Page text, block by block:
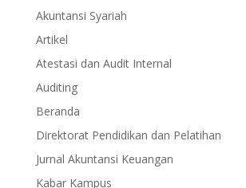
Akuntansi Syariah
Artikel
Atestasi dan Audit Internal
Auditing
Beranda
Direktorat Pendidikan dan Pelatihan
Jurnal Akuntansi Keuangan
Kabar Kampus